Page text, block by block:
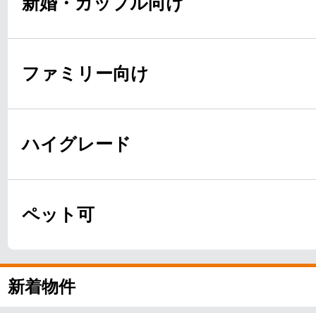
ファミリー向け
ハイグレード
ペット可
新着物件